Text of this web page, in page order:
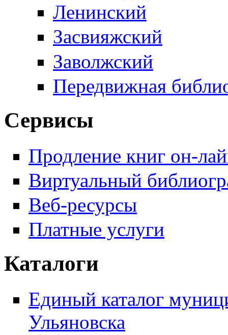
Ленинский
Засвияжский
Заволжский
Передвижная
Сервисы
Продление книг он-
Виртуальный
Веб-ресурсы
Платные услуги
Каталоги
Единый каталог
Ульяновска